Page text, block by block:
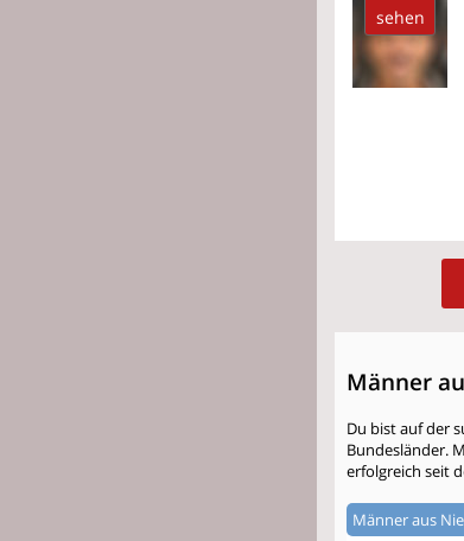
sehen
Männer
Du bist auf der
Bundesländer.
erfolgreich seit
Männer aus